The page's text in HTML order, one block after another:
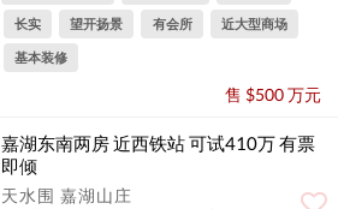
长实 望开扬景 有会所 近大型商场
基本装修
售 $500 万元
嘉湖东南两房 近西铁站 可试410万 有票
即倾
天水围 嘉湖山庄